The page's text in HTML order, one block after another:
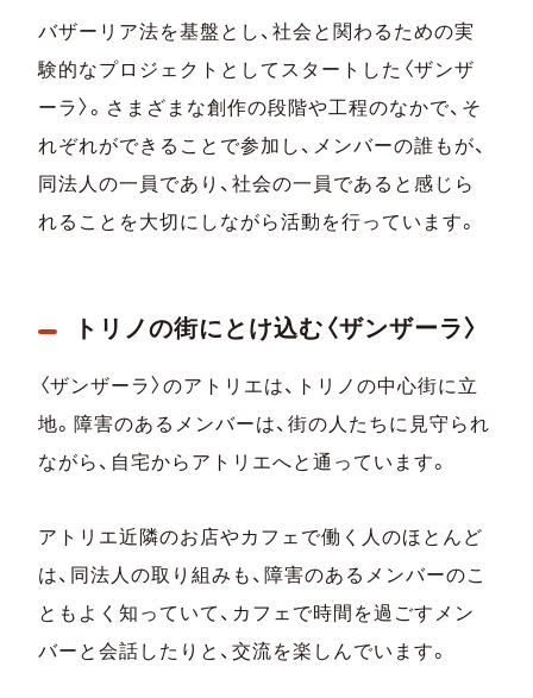
バザーリア法を基盤とし、社会と関わるための実
験的なプロジェクトとしてスタートした〈ザンザ
ーラ〉。さまざまな創作の段階や工程のなかで、そ
れぞれができることで参加し、メンバーの誰もが、
同法人の一員であり、社会の一員であると感じら
れることを大切にしながら活動を行っています。
トリノの街にとけ込む〈ザンザーラ〉
〈ザンザーラ〉のアトリエは、トリノの中心街に立
地。障害のあるメンバーは、街の人たちに見守られ
ながら、自宅からアトリエへと通っています。
アトリエ近隣のお店やカフェで働く人のほとんど
は、同法人の取り組みも、障害のあるメンバーのこ
ともよく知っていて、カフェで時間を過ごすメン
バーと会話したりと、交流を楽しんでいます。